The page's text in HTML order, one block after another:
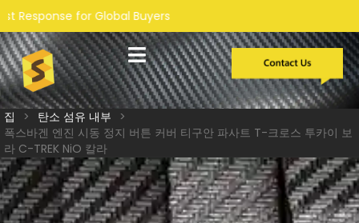
Buyers
집 > 탄소 섬유 내부
>
폭스바겐 엔진 시동 정지 버튼 커버 티구안 파사트 T-크로스 투카이 보
라 C-TREK NiO 칼라